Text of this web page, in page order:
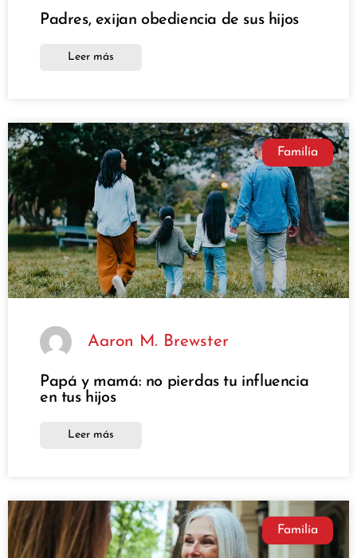
Padres, exijan obediencia de sus hijos
Leer más
Familia
Aaron M. Brewster
Papá y mamá: no pierdas tu influencia
en tus hijos
Leer más
Familia